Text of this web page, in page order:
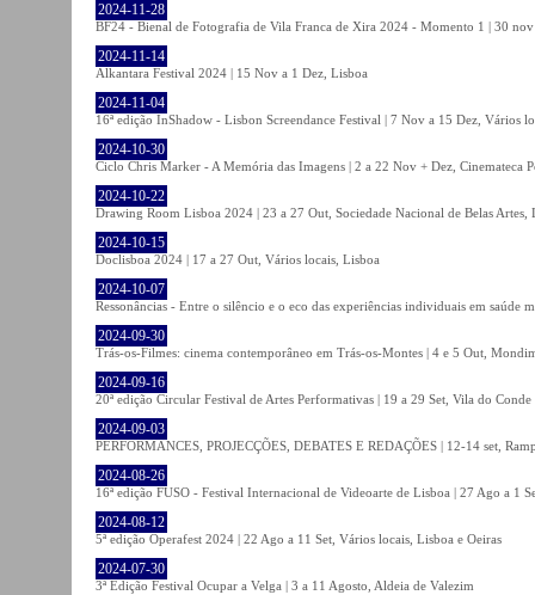
2024-11-28
BF24 - Bienal de Fotografia de Vila Franca de Xira 2024 - Momento 1 | 30
2024-11-14
Alkantara Festival 2024 | 15 Nov a 1 Dez, Lisboa
2024-11-04
16ª edição InShadow - Lisbon Screendance Festival | 7 Nov a 15 Dez, Vários
2024-10-30
Ciclo Chris Marker - A Memória das Imagens | 2 a 22 Nov + Dez, Cinemateca
2024-10-22
Drawing Room Lisboa 2024 | 23 a 27 Out, Sociedade Nacional de Belas Artes,
2024-10-15
Doclisboa 2024 | 17 a 27 Out, Vários locais, Lisboa
2024-10-07
Ressonâncias - Entre o silêncio e o eco das experiências individuais em
2024-09-30
Trás-os-Filmes: cinema contemporâneo em Trás-os-Montes | 4 e 5 Out,
2024-09-16
20ª edição Circular Festival de Artes Performativas | 19 a 29 Set, Vila do Conde
2024-09-03
PERFORMANCES, PROJECÇÕES, DEBATES E REDAÇÕES | 12-14 set,
2024-08-26
16ª edição FUSO - Festival Internacional de Videoarte de Lisboa | 27 Ago a 1
2024-08-12
5ª edição Operafest 2024 | 22 Ago a 11 Set, Vários locais, Lisboa e Oeiras
2024-07-30
3ª Edição Festival Ocupar a Velga | 3 a 11 Agosto, Aldeia de Valezim